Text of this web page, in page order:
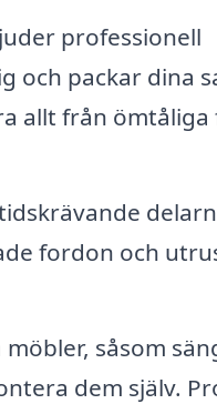
professionell
och packar dina
allt från
fordon och
såsom
dem själv.